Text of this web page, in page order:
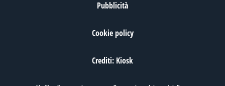
Pubblicità
Cookie policy
Crediti: Kiosk